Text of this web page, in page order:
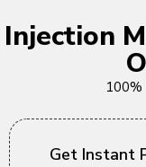
Injection
100%
Get Instant